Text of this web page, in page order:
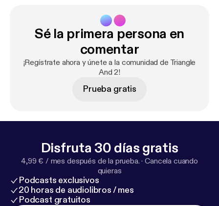
Sé la primera persona en
comentar
¡Regístrate ahora y únete a la comunidad de Triangle
And 2!
Prueba gratis
Disfruta 30 días gratis
4,99 € / mes después de la prueba. ·Cancela cuando
quieras
Podcasts exclusivos
20 horas de audiolibros / mes
Podcast gratuitos